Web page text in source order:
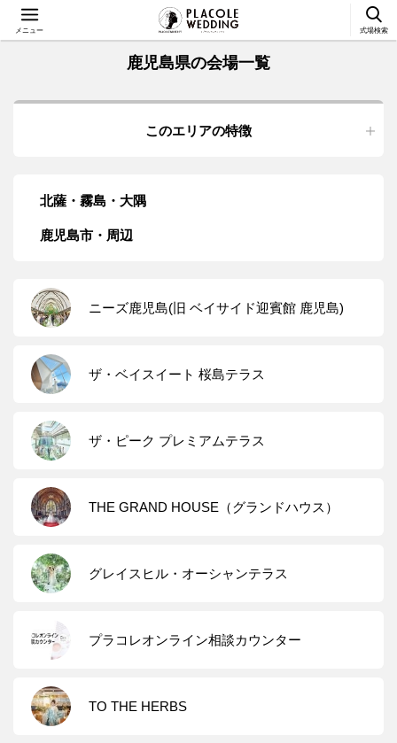
メニュー 式場検索
鹿児島県の会場一覧
このエリアの特徴
北薩・霧島・大隅
鹿児島市・周辺
ニーズ鹿児島(旧 ベイサイド迎賓館 鹿児島)
ザ・ベイスイート 桜島テラス
ザ・ピーク プレミアムテラス
THE GRAND HOUSE（グランドハウス）
グレイスヒル・オーシャンテラス
プラコレオンライン相談カウンター
TO THE HERBS